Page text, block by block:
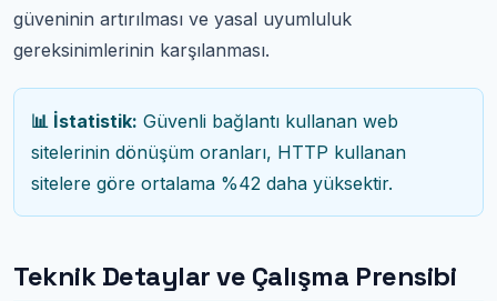
güveninin artırılması ve yasal uyumluluk
gereksinimlerinin karşılanması.
📊 İstatistik: Güvenli bağlantı kullanan web
sitelerinin dönüşüm oranları, HTTP kullanan
sitelere göre ortalama %42 daha yüksektir.
Teknik Detaylar ve Çalışma Prensibi